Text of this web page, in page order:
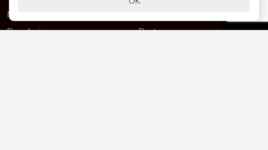
Novosti & Promocije
Brandovi
Dostava